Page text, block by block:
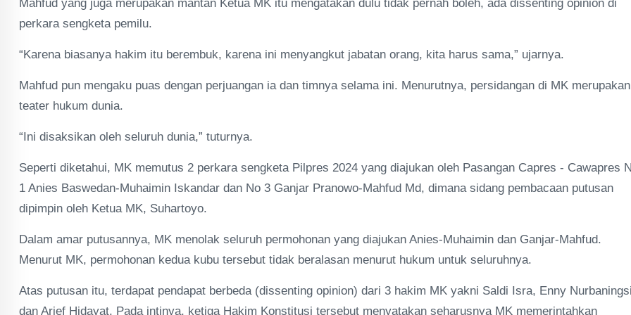
Mahfud yang juga merupakan mantan Ketua MK itu mengatakan dulu tidak pernah boleh, ada dissenting opinion di
perkara sengketa pemilu.
“Karena biasanya hakim itu berembuk, karena ini menyangkut jabatan orang, kita harus sama,” ujarnya.
Mahfud pun mengaku puas dengan perjuangan ia dan timnya selama ini. Menurutnya, persidangan di MK merupakan
teater hukum dunia.
“Ini disaksikan oleh seluruh dunia,” tuturnya.
Seperti diketahui, MK memutus 2 perkara sengketa Pilpres 2024 yang diajukan oleh Pasangan Capres - Cawapres
1 Anies Baswedan-Muhaimin Iskandar dan No 3 Ganjar Pranowo-Mahfud Md, dimana sidang pembacaan putusan
dipimpin oleh Ketua MK, Suhartoyo.
Dalam amar putusannya, MK menolak seluruh permohonan yang diajukan Anies-Muhaimin dan Ganjar-Mahfud.
Menurut MK, permohonan kedua kubu tersebut tidak beralasan menurut hukum untuk seluruhnya.
Atas putusan itu, terdapat pendapat berbeda (dissenting opinion) dari 3 hakim MK yakni Saldi Isra, Enny
dan Arief Hidayat. Pada intinya, ketiga Hakim Konstitusi tersebut menyatakan seharusnya MK memerintahkan